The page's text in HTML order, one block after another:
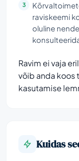
raviskeemi
oluline
Ravim ei vaja
võib anda koos
kasutamise
Kuidas